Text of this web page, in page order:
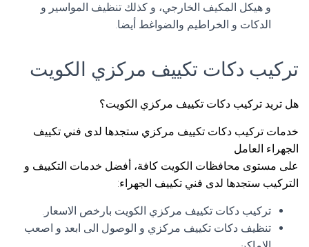
و هيكل المكيف الخارجي، و كذلك تنظيف المواسير و
الدكات و الخراطيم والضواغط أيضا.
تركيب دكات تكييف مركزي الكويت
هل تريد تركيب دكات تكييف مركزي الكويت؟
خدمات تركيب دكات تكييف مركزي ستجدها لدى فني تكييف
الجهراء العامل
على مستوى محافظات الكويت كافة، أفضل خدمات التكييف و
التركيب ستجدها لدى فني تكييف الجهراء:
تركيب دكات تكييف مركزي الكويت بارخص الاسعار.
تنظيف دكات تكييف مركزي و الوصول الى ابعد و اصعب